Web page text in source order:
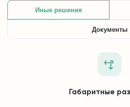
Иные решения
Документы
Габаритные